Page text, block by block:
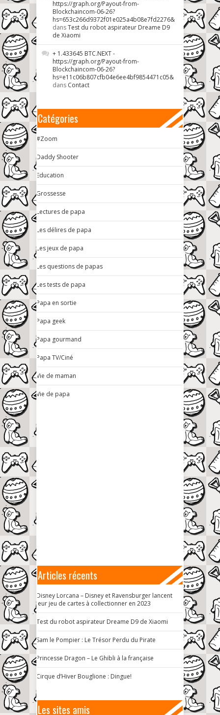
https://graph.org/Payout-from-
Blockchaincom-06-26?
hs=653c266d9372f01e025a4b08e7fd2276&
dansTest du robot aspirateur Dreame D9
de Xiaomi
+ 1.433645 BTC.NEXT -
https://graph.org/Payout-from-
Blockchaincom-06-26?
hs=e11c06b807cfb04e6ee4bf9854471c05&
dans Contact
Catégories
#Zoom
Daddy Shooter
Education
Grossesse
Lectures de papa
Les délires de papa
Les jeux de papa
Les questions de papas
Les tests de papa
Papa en sortie
Papa geek
Papa gourmand
Papa TV/Ciné
Vie de maman
Vie de papa
Articles récents
Disney Lorcana – Disney et Ravensburger lancent
leur jeu de cartes à collectionner en 2023
Test du robot aspirateur Dreame D9 de Xiaomi
Sam le Pompier : Le Trésor Perdu du Pirate
Princesse Dragon – Le Ghibli à la française
Cirque d’Hiver Bouglione : Dingue!
Les sites amis